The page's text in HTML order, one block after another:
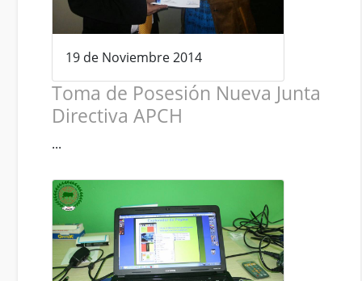
19 de Noviembre 2014
Toma de Posesión Nueva Junta
Directiva APCH
...